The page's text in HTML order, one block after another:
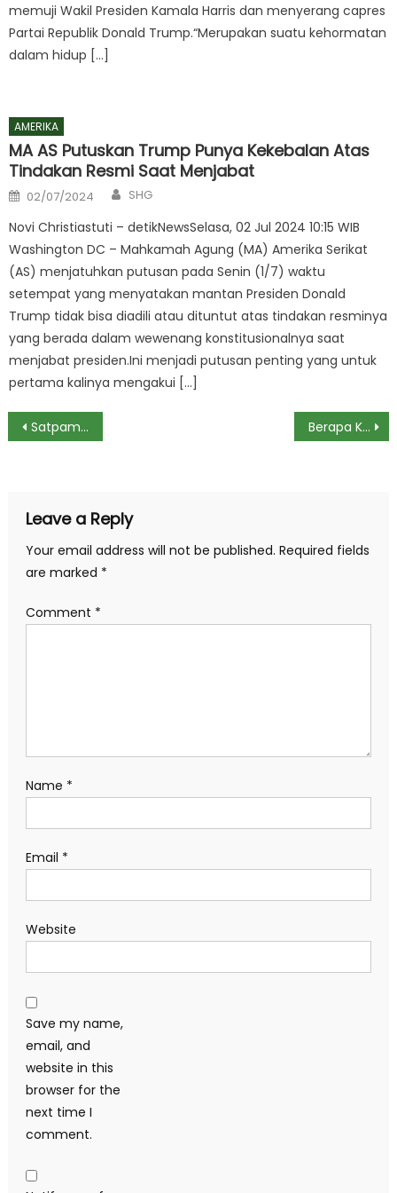
memuji Wakil Presiden Kamala Harris dan menyerang capres
Partai Republik Donald Trump.“Merupakan suatu kehormatan
dalam hidup […]
AMERIKA
MA AS Putuskan Trump Punya Kekebalan Atas
Tindakan Resmi Saat Menjabat
Posted
on
02/07/2024 Author
SHG
Novi Christiastuti – detikNewsSelasa, 02 Jul 2024 10:15 WIB
Washington DC – Mahkamah Agung (MA) Amerika Serikat
(AS) menjatuhkan putusan pada Senin (1/7) waktu
setempat yang menyatakan mantan Presiden Donald
Trump tidak bisa diadili atau dituntut atas tindakan resminya
yang berada dalam wewenang konstitusionalnya saat
menjabat presiden.Ini menjadi putusan penting yang untuk
pertama kalinya mengakui […]
Post
Satpam Rumah Mewah di Bogor Tewas Bersimbah Darah, Diduga Dibunuh Berapa Kerugian Glodok Plaza Imbas Kebakaran? Ini Kata Pemilik
Leave a Reply
Your email address will not be published. Required fields
are marked *
Comment *
Name *
Email *
Website
Save my name,
email, and
website in this
browser for the
next time I
comment.